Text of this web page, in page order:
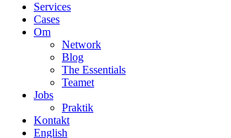
Services
Cases
Om
Network
Blog
The Essentials
Teamet
Jobs
Praktik
Kontakt
English